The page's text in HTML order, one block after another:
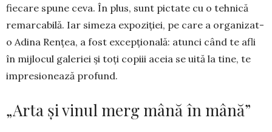
fiecare spune ceva. În plus, sunt pictate cu o tehnică
remarcabilă. Iar si­meza expoziției, pe care a organizat-
o Adina Ren­țea, a fost excepțională: atunci când te afli
în mij­lo­cul galeriei și toți copiii aceia se uită la tine, te
impresionează profund.
„Arta și vinul merg mână în mână”